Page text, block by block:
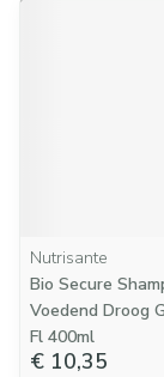
Nutrisante
Bio Secure
Voedend Droog
Fl 400ml
€ 10,35